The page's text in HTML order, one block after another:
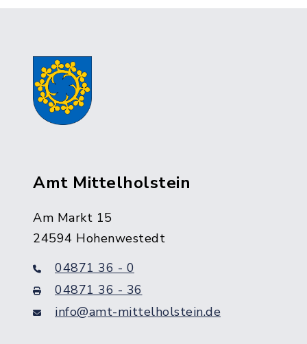
Amt Mittelholstein
Am Markt 15
24594 Hohenwestedt
04871 36 - 0
04871 36 - 36
info@amt-mittelholstein.de